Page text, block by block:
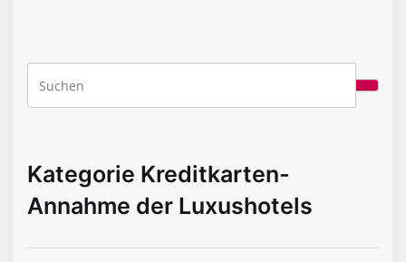
Kategorie Kreditkarten-
Annahme der Luxushotels